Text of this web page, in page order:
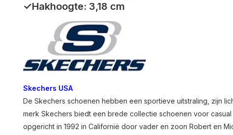
✓Hakhoogte: 3,18 cm
Skechers USA
De Skechers schoenen hebben een sportieve uitstraling, zijn
merk Skechers biedt een brede collectie schoenen voor
opgericht in 1992 in Californië door vader en zoon Robert en